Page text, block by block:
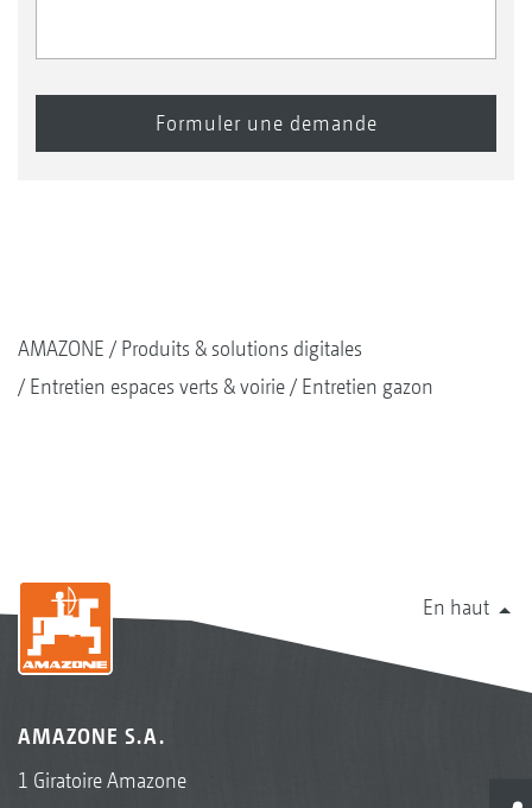
AMAZONE
Produits & solutions digitales
Entretien espaces verts & voirie
Entretien gazon
En haut
AMAZONE S.A.
1 Giratoire Amazone